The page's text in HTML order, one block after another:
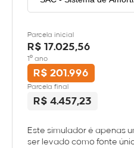
Parcela inicial
R$ 17.025,56
1º ano
R$ 201.996
Parcela final
R$ 4.457,23
Este simulador é apenas
ser levado como fonte